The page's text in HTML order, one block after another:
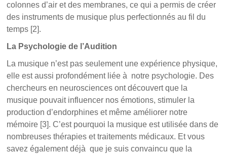
colonnes d’air et des membranes, ce qui a permis de créer
des instruments de musique plus perfectionnés au fil du
temps [2].
La Psychologie de l’Audition
La musique n’est pas seulement une expérience physique,
elle est aussi profondément liée à notre psychologie. Des
chercheurs en neurosciences ont découvert que la
musique pouvait influencer nos émotions, stimuler la
production d’endorphines et même améliorer notre
mémoire [3]. C’est pourquoi la musique est utilisée dans de
nombreuses thérapies et traitements médicaux. Et vous
savez également déjà que je suis convaincu que la